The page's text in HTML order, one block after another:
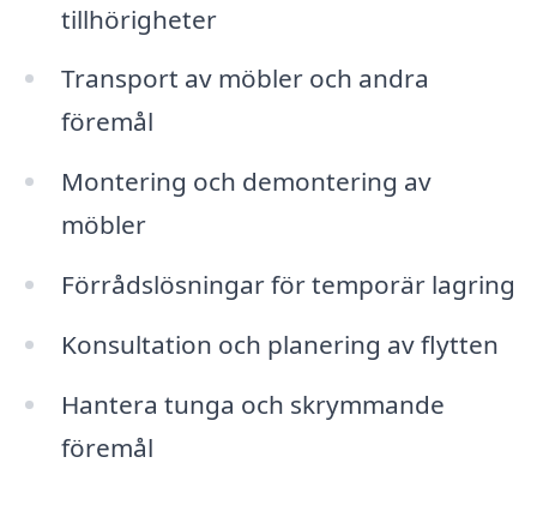
tillhörigheter
Transport av möbler och andra
föremål
Montering och demontering av
möbler
Förrådslösningar för temporär lagring
Konsultation och planering av flytten
Hantera tunga och skrymmande
föremål